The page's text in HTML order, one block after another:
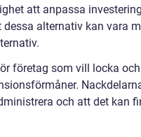
att anpassa
alternativ kan vara
företag som vill locka
och att det kan